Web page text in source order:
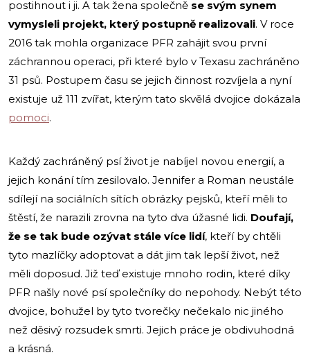
postihnout i ji. A tak žena společně se svým synem
vymysleli projekt, který postupně realizovali. V roce
2016 tak mohla organizace PFR zahájit svou první
záchrannou operaci, při které bylo v Texasu zachráněno
31 psů. Postupem času se jejich činnost rozvíjela a nyní
existuje už 111 zvířat, kterým tato skvělá dvojice dokázala
pomoci.
Každý zachráněný psí život je nabíjel novou energií, a
jejich konání tím zesilovalo. Jennifer a Roman neustále
sdílejí na sociálních sítích obrázky pejsků, kteří měli to
štěstí, že narazili zrovna na tyto dva úžasné lidi. Doufají,
že se tak bude ozývat stále více lidí, kteří by chtěli
tyto mazlíčky adoptovat a dát jim tak lepší život, než
měli doposud. Již teď existuje mnoho rodin, které díky
PFR našly nové psí společníky do nepohody. Nebýt této
dvojice, bohužel by tyto tvorečky nečekalo nic jiného
než děsivý rozsudek smrti. Jejich práce je obdivuhodná
a krásná.